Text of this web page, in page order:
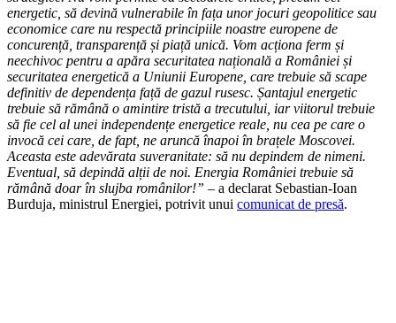
energetic, să devină vulnerabile în fața unor jocuri geopolitice sau
economice care nu respectă principiile noastre europene de
concurență, transparență și piață unică. Vom acționa ferm și
neechivoc pentru a apăra securitatea națională a României și
securitatea energetică a Uniunii Europene, care trebuie să scape
definitiv de dependența față de gazul rusesc. Șantajul energetic
trebuie să rămână o amintire tristă a trecutului, iar viitorul trebuie
să fie cel al unei independențe energetice reale, nu cea pe care o
invocă cei care, de fapt, ne aruncă înapoi în brațele Moscovei.
Aceasta este adevărata suveranitate: să nu depindem de nimeni.
Eventual, să depindă alții de noi. Energia României trebuie să
rămână doar în slujba românilor!” – a declarat Sebastian-Ioan
Burduja, ministrul Energiei, potrivit unui comunicat de presă.